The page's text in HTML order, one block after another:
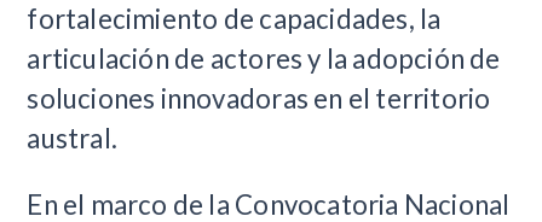
fortalecimiento de capacidades, la
articulación de actores y la adopción de
soluciones innovadoras en el territorio
austral.
En el marco de la Convocatoria Nacional